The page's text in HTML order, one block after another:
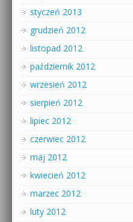
styczeń 2013
grudzień 2012
listopad 2012
październik 2012
wrzesień 2012
sierpień 2012
lipiec 2012
czerwiec 2012
maj 2012
kwiecień 2012
marzec 2012
luty 2012